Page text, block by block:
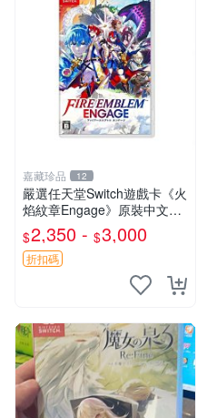
嘉藏珍品 12
嚴選任天堂Switch遊戲卡《火
焰紋章Engage》原裝中文
版，全新未拆封海外隨機發
火焰紋章 國行 Switch 游戲卡
帶
$2,350 - $3,000
折扣碼